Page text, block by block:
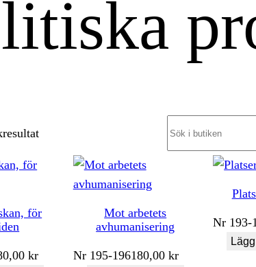
för
kr
Mot arbetets
avhumanisering
Nr 195-196180,00 kr
Nr 193-